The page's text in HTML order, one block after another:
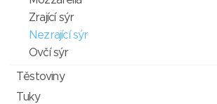
Zrající sýr
Nezrající sýr
Ovčí sýr
Těstoviny
Tuky